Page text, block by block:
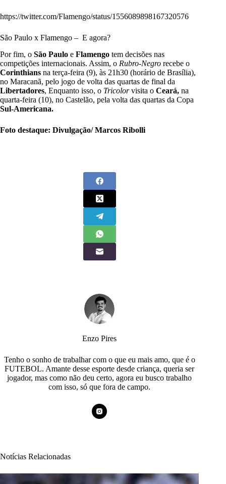
https://twitter.com/Flamengo/status/1556089898167320576
São Paulo x Flamengo – E agora?
Por fim, o São Paulo e Flamengo tem decisões nas
competições internacionais. Assim, o Rubro-Negro recebe o
Corinthians na terça-feira (9), às 21h30 (horário de Brasília),
no Maracanã, pelo jogo de volta das quartas de final da
Libertadores, Enquanto isso, o Tricolorvisita o Ceará, na
quarta-feira (10), no Castelão, pela volta das quartas da Copa
Sul-Americana.
Foto destaque: Divulgação/ Marcos Ribolli
Enzo Pires
Tenho o sonho de trabalhar com o que eu mais amo, que é o
FUTEBOL. Amante desse esporte desde criança, queria ser
jogador, mas como não deu certo, agora eu busco trabalho
com isso, só que fora de campo.
Notícias Relacionadas